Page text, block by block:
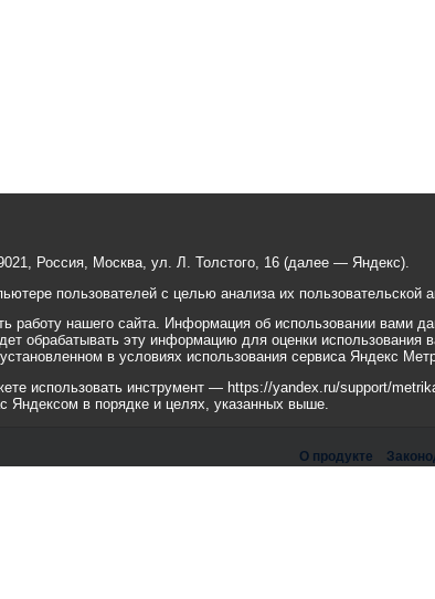
О продукте
Россия, Москва, ул. Л. Толстого, 16 (далее — Яндекс).
пользователей с целью анализа их пользовательской
нашего сайта. Информация об использовании вами
обрабатывать эту информацию для оценки использования
в условиях использования сервиса Яндекс
использовать инструмент — https://yandex.ru/support/
Яндексом в порядке и целях, указанных выше.